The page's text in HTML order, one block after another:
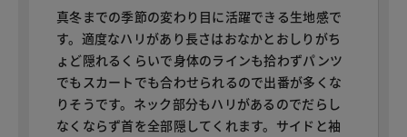
真冬までの季節の変わり目に活躍できる生地感で
す。適度なハリがあり長さはおなかとおしりがち
ょど隠れるくらいで身体のラインも拾わずパンツ
でもスカートでも合わせられるので出番が多くな
りそうです。ネック部分もハリがあるのでだらし
なくならず首を全部隠してくれます。サイドと袖